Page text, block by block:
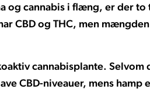
og cannabis i flæng, er der to
CBD og THC, men
cannabisplante.
CBD-niveauer, mens